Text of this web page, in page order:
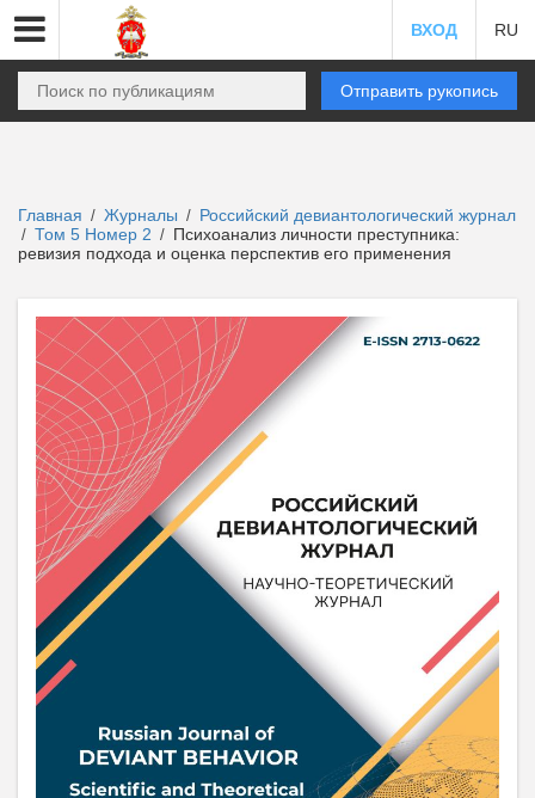
ВХОД RU
Отправить рукопись
Главная / Журналы / Российский девиантологический журнал
/ Том 5 Номер 2 / Психоанализ личности преступника:
ревизия подхода и оценка перспектив его применения